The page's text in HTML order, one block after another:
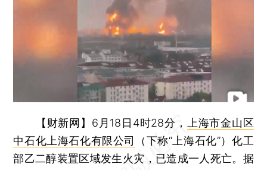
【财新网】 6月18日4时28分，
上海市金山区
中石化上海石化有限公司
（下称“上海石化”）化工
部乙二醇装置区域发生火灾，已造成一人死亡。据